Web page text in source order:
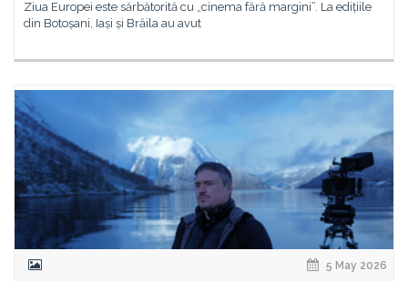
Ziua Europei este sărbătorită cu „cinema fără margini”. La edițiile
din Botoșani, Iași și Brăila au avut
5 May 2026